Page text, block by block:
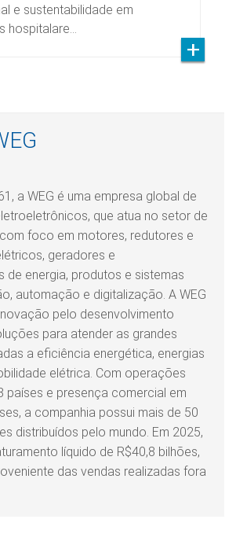
e sustentabilidade em
hospitalare…
a WEG é uma empresa global de
que atua no setor de
foco em motores, redutores e
geradores e
de energia, produtos e sistemas
automação e digitalização. A WEG
pelo desenvolvimento
para atender as grandes
a eficiência energética, energias
elétrica. Com operações
países e presença comercial em
a companhia possui mais de 50
distribuídos pelo mundo. Em 2025,
líquido de R$40,8 bilhões,
das vendas realizadas fora